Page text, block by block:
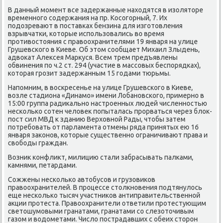
В данный момент все задержанные находятся в изоляторе
временного содержания на пр. Косогорный, 7. Их
подозревают в поставках бензина для изготовления
взрывчатки, которые использовались во время
противостояния с правоохранителями 19 января на улице
Грушевского в Киеве. Об этом сообщает Михаил Злыдень,
адвокат Алексея Маркуся. Всем трем предъявлены
обвинения по ч.2 ст. 294 (участие в массовых беспорядках),
которая грозит задержанным 15 годами тюрьмы.
Напомним, в воскресенье на улице Грушевского в Киеве,
возле стадиона «Динамо» имени Лобановского, примерно в
15:00 группа радикально настроенных людей численностью
несколько сотен человек попыталась прорваться через блок-
пост сил МВД к зданию Верховной Рады, чтобы затем
потребовать от парламента отмены ряда принятых ею 16
января законов, которые существенно ограничивают права и
свободы граждан.
Возник конфликт, милицию стали забрасывать палками,
камнями, петардами.
Сожжены несколько автобусов и грузовиков
правоохранителей. В процессе столкновения подтянулось
еще несколько тысяч участников антиправительственной
акции протеста. Правоохранители ответили протестующим
светошумовыми гранатами, гранатами со слезоточивым
газом и водометами. Число пострадавших с обеих сторон